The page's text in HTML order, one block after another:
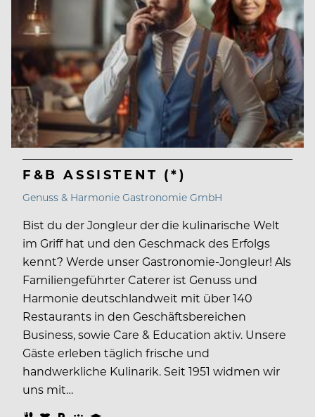
F&B ASSISTENT (*)
Genuss & Harmonie Gastronomie GmbH
Bist du der Jongleur der die kulinarische Welt
im Griff hat und den Geschmack des Erfolgs
kennt? Werde unser Gastronomie-Jongleur! Als
Familiengeführter Caterer ist Genuss und
Harmonie deutschlandweit mit über 140
Restaurants in den Geschäftsbereichen
Business, sowie Care & Education aktiv. Unsere
Gäste erleben täglich frische und
handwerkliche Kulinarik. Seit 1951 widmen wir
uns mit…